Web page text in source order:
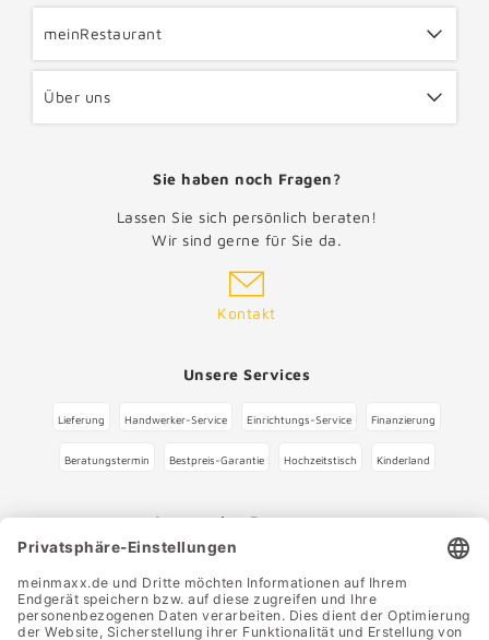
meinRestaurant
Über uns
Sie haben noch Fragen?
Lassen Sie sich persönlich beraten!
Wir sind gerne für Sie da.
Kontakt
Unsere Services
Lieferung Handwerker-Service Einrichtungs-Service Finanzierung
Beratungstermin Bestpreis-Garantie Hochzeitstisch Kinderland
Immer eine Pause wert